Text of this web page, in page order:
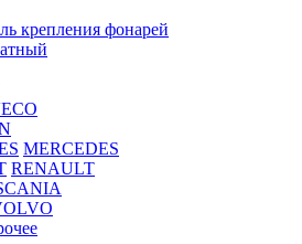
крепления фонарей
MERCEDES
RENAULT